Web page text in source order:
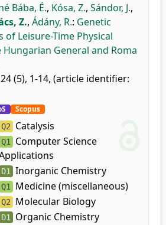
Bába, É., Kósa, Z., Sándor, J.,
Z., Ádány, R.: Genetic
of Leisure-Time Physical
General and Roma
24 (5), 1-14, (article identifier:
Scopus
Q2 Catalysis
Q1 Computer Science
D1 Inorganic Chemistry
Q1 Medicine (miscellaneous)
Q2 Molecular Biology
D1 Organic Chemistry